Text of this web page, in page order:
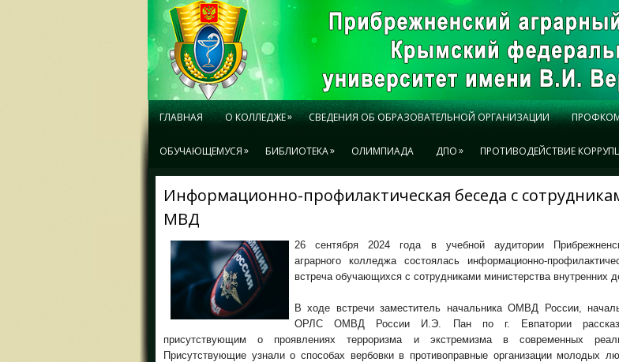
ГЛАВНАЯ О КОЛЛЕДЖЕ» СВЕДЕНИЯ ОБ ОБРАЗОВАТЕЛЬНОЙ ОРГАНИЗАЦИИ
ОБУЧАЮЩЕМУСЯ» БИБЛИОТЕКА» ОЛИМПИАДА ДПО» ПРОТИВОДЕЙСТВИЕ
Информационно-профилактическая беседа с
МВД
26 сентября 2024 года в учебной аудитории
аграрного колледжа состоялась информационно-
встреча обучающихся с сотрудниками министерства внутренних
В ходе встречи заместитель начальника ОМВД России,
ОРЛС ОМВД России И.Э. Пан по г. Евпатории
присутствующим о проявлениях терроризма и экстремизма в современных
Присутствующие узнали о способах вербовки в противоправные организации молодых